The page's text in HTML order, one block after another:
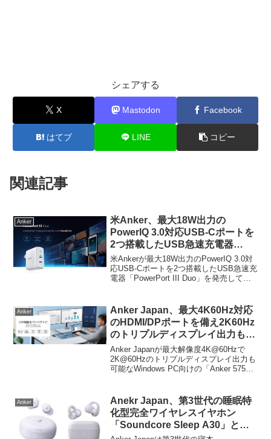
シェアする
X Mastodon Facebook
はてブ LINE コピー
関連記事
Anker
米Anker、最大18W出力の
PowerIQ 3.0対応USB-Cポートを
2つ搭載したUSB急速充電器
「PowerPort III Duo」を発売。
米Ankerが最大18W出力のPowerIQ 3.0対
応USB-Cポートを2つ搭載したUSB急速充
電器「PowerPort III Duo」を発売してい
Anker
Anker Japan、最大4K60Hz対応
のHDMI/DPポートを備え2K60Hz
のトリプルディスプレイ出力も可
能なWindows PC向けの「Anker
575 USB-C ハブ(12-in-1, Dual
HDMI, DP)」を発売。
Anker Japanが最大解像度4K@60Hzで
2K@60Hzのトリプルディスプレイ出力も
可能なWindows PC向けの「Anker 575
Anker
Anekr Japan、第3世代の睡眠特
化型完全ワイヤレスイヤホン
「Soundcore Sleep A30」とオ
ープンイヤー型の「Soundcore